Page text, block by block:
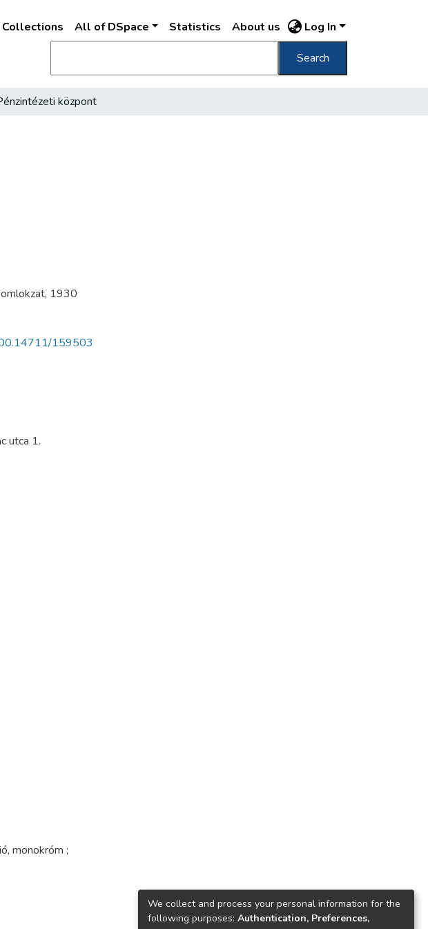
Collections All of DSpace Statistics About us Log In
Search
központ
, 1930
159503
utca 1.
monokróm ;
We collect and process your personal information for the
following purposes: Authentication, Preferences,